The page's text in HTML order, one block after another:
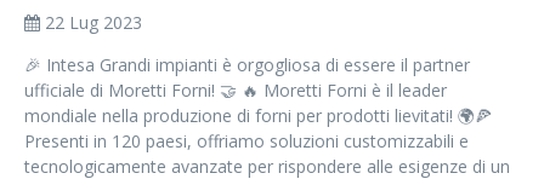
22 Lug 2023
🎉 Intesa Grandi impianti è orgogliosa di essere il partner
ufficiale di Moretti Forni! 🤝 🔥 Moretti Forni è il leader
mondiale nella produzione di forni per prodotti lievitati! 🌍🍕
Presenti in 120 paesi, offriamo soluzioni customizzabili e
tecnologicamente avanzate per rispondere alle esigenze di un